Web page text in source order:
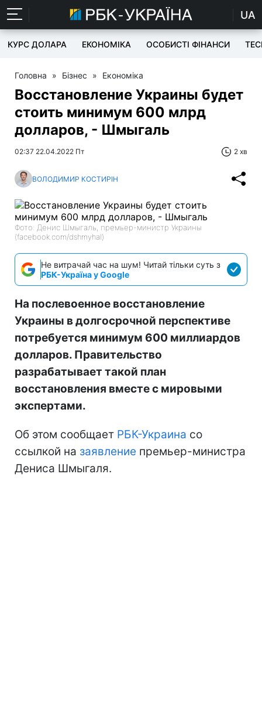
UA
КУРС ДОЛАРА ЕКОНОМІКА ОСОБИСТІ ФІНАНСИ
Головна » Бізнес » Економіка
Восстановление Украины будет
стоить минимум 600 млрд
долларов, - Шмыгаль
02:37 22.04.2022 Пт 2 хв
ВОЛОДИМИР КОСТИРІН
Фото: Денис Шмыгаль, премьер-министр Украины
(facebook.com/dshmyhal)
Не витрачай час на шум! Читай тільки суть з
РБК-Україна у Google
На послевоенное восстановление
Украины в долгосрочной перспективе
потребуется минимум 600 миллиардов
долларов. Правительство
разрабатывает такой план
восстановления вместе с мировыми
экспертами.
Об этом сообщает РБК-Украина со
ссылкой на заявление премьер-министра
Дениса Шмыгаля.